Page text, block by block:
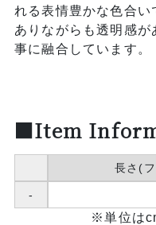
れる表情豊かな色合
ありながらも透明感
事に融合しています。
■Item
長さ(
-
※単位は